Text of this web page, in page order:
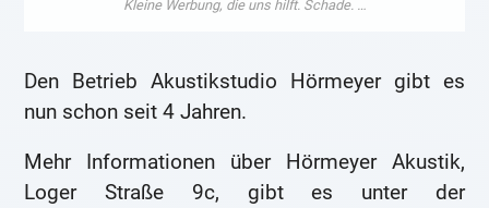
Den Betrieb Akustikstudio Hörmeyer gibt es
nun schon seit 4 Jahren.
Mehr Informationen über Hörmeyer Akustik,
Loger Straße 9c, gibt es unter der